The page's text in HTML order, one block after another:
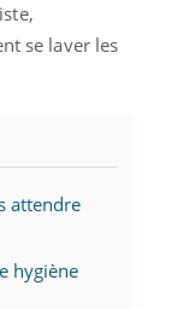
se laver les
attendre
hygiène